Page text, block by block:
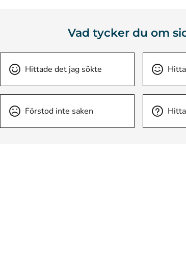
Vad tycker du om
Hittade det jag sökte
Förstod inte saken